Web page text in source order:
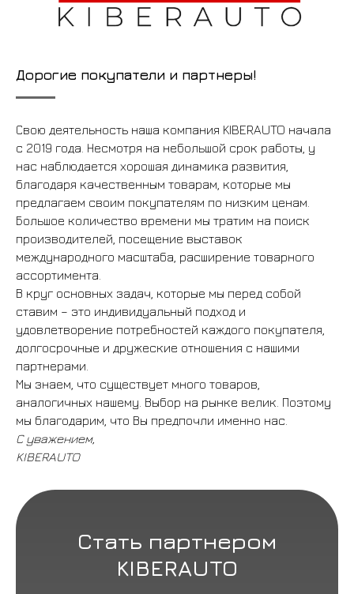
Дорогие покупатели и партнеры!
Свою деятельность наша компания KIBERAUTO начала
с 2019 года. Несмотря на небольшой срок работы, у
нас наблюдается хорошая динамика развития,
благодаря качественным товарам, которые мы
предлагаем своим покупателям по низким ценам.
Большое количество времени мы тратим на поиск
производителей, посещение выставок
международного масштаба, расширение товарного
ассортимента.
В круг основных задач, которые мы перед собой
ставим – это индивидуальный подход и
удовлетворение потребностей каждого покупателя,
долгосрочные и дружеские отношения с нашими
партнерами.
Мы знаем, что существует много товаров,
аналогичных нашему. Выбор на рынке велик. Поэтому
мы благодарим, что Вы предпочли именно нас.
С уважением,
KIBERAUTO
Cтать партнером
KIBERAUTO